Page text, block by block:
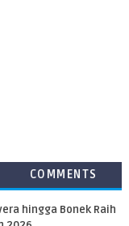
COMMENTS
hingga Bonek Raih